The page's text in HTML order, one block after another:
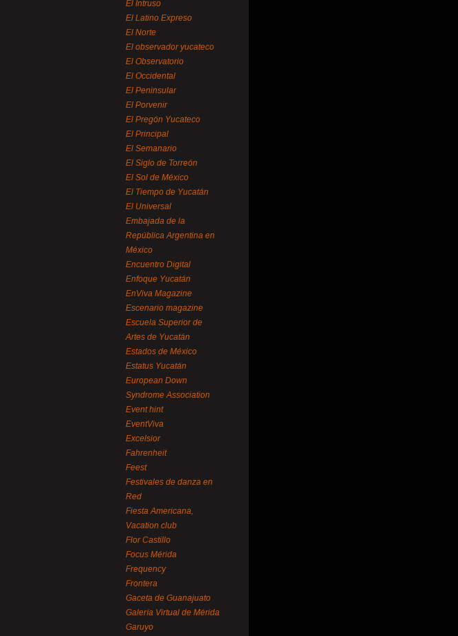
El Intruso
El Latino Expreso
El Norte
El observador yucateco
El Observatorio
El Occidental
El Peninsular
El Porvenir
El Pregón Yucateco
El Principal
El Semanario
El Siglo de Torreón
El Sol de México
El Tiempo de Yucatán
El Universal
Embajada de la
República Argentina en
México
Encuentro Digital
Enfoque Yucatán
EnViva Magazine
Escenario magazine
Escuela Superior de
Artes de Yucatán
Estados de México
Estatus Yucatán
European Down
Syndrome Association
Event hint
EventViva
Excelsior
Fahrenheit
Feest
Festivales de danza en
Red
Fiesta Americana,
Vacation club
Flor Castillo
Focus Mérida
Frequency
Frontera
Gaceta de Guanajuato
Galería Virtual de Mérida
Garuyo